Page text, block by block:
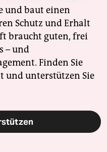
und baut einen
Schutz und Erhalt
braucht guten, frei
– und
Finden Sie
und unterstützen Sie